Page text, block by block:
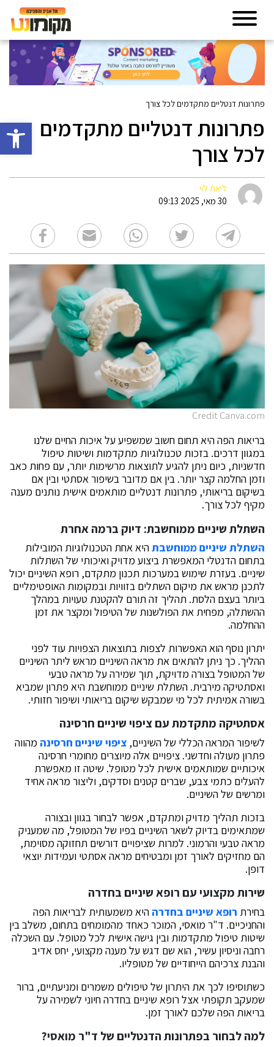
פתח
פתרונות דנטליים מתקדמים לכל צורך
פתרונות דנטליים מתקדמים
לכל צורך
ליאת לוי
30 מאי, 2025 09:13
Credit Canva.com
בריאות הפה היא תחום חשוב שמשפיע על איכות החיים שלנו
במגוון דרכים. בזכות טכנולוגיות מתקדמות ושיטות טיפול
חדשניות, כיום ניתן להגיע לתוצאות מרשימות יותר, עם פחות כאב
וזמן החלמה קצר יותר. בין אם מדובר בשיפור אסתטי ובין אם
בשיקום בריאותי, פתרונות דנטליים מותאמים אישית נותנים מענה
מקיף לכל צורך.
השתלת שיניים ממוחשבת: דיוק ברמה אחרת
השתלת שיניים ממוחשבתהיא אחת הטכנולוגיות המובילות
בתחום הדנטלי המאפשרת ביצוע מדויק ואיכותי של השתלות
שיניים. בעזרת שימוש במערכות תכנון מתקדם, רופא השיניים יכול
לתכנן מראש את מיקום השתלים בזוויות ובמקומות האופטימליים
ביותר בעצם הלסת. תהליך זה תורם להקטנת טעויות במהלך
ההשתלה, מפחית את הפולשנות של הטיפול ומקצר את זמן
ההחלמה.
יתרון נוסף הוא האפשרות לצפות בתוצאות הצפויות עוד לפני
ההליך. כך ניתן להתאים את מראה השיניים מראש ליתר השיניים
של המטופל בצורה מדויקת, תוך שמירה על מראה טבעי
ואסתטיקה מירבית. השתלת שיניים ממוחשבת היא פתרון שמביא
בשורה אמיתית לכל מי שמבקש שיקום בריאותי ושיפור חזותי.
אסתטיקה מתקדמת עם ציפוי שיניים חרסינה
לשיפור המראה הכללי של השיניים, ציפוי שיניים חרסינה מהווה
פתרון מעולה וחדשני. ציפויים אלה מיוצרים מחומרי חרסינה
איכותיים שמותאמים אישית לכל מטופל. שיטה זו מאפשרת
להעלים כתמי צבע, שברים קטנים וסדקים, וליצור מראה אחיד
ומרשים של השיניים.
בזכות תהליך מדויק ומתקדם, אפשר לבחור בגוון ובצורה
שמתאימים בדיוק לשאר השיניים בפיו של המטופל, מה שמעניק
מראה טבעי והרמוני. למרות שציפויים דורשים תחזוקה מסוימת,
הם מחזיקים לאורך זמן ומבטיחים מראה אסתטי ועמידות יוצאי
דופן.
שירות מקצועי עם רופא שיניים בחדרה
בחירת רופא שיניים בחדרה היא משמעותית לבריאות הפה
והחניכיים. ד"ר מואסי, המוכר כאחד מהמומחים בתחום, משלב בין
שיטות טיפול מתקדמות ובין גישה אישית לכל מטופל. עם השכלה
רחבה וניסיון עשיר, הוא שם דגש על מענה מקצועי, יחס אדיב
והבנת צרכיהם הייחודיים של מטופליו.
כשתוסיפו לכך את היתרון של טיפולים משמרים ומניעתיים, ברור
שמעקב תקופתי אצל רופא שיניים בחדרה חיוני לשמירה על
בריאות הפה שלכם לאורך זמן.
למה לבחור בפתרונות הדנטליים של ד"ר מואסי?